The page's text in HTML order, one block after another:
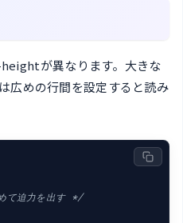
が異なります。大きな
広めの行間を設定すると読み
て迫力を出す */